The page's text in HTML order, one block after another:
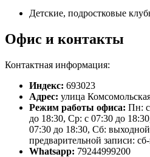
Детские, подростковые
Офис и контакты
Контактная информация:
Индекс: 693023
Адрес: улица
Режим работы офиса: Пн: с
до 18:30, Ср: с 07:30 до
07:30 до 18:30, Сб:
предварительной записи:
Whatsapp: 79244999200